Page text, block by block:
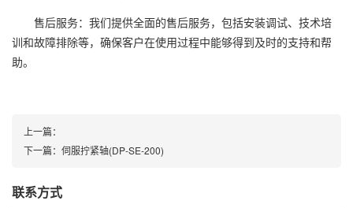
售后服务：我们提供全面的售后服务，包括安装调试、技术培
训和故障排除等，确保客户在使用过程中能够得到及时的支持和帮
助。
上一篇：
下一篇： 伺服拧紧轴(DP-SE-200)
联系方式